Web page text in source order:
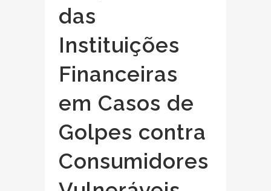
das
Instituições
Financeiras
em Casos de
Golpes contra
Consumidores